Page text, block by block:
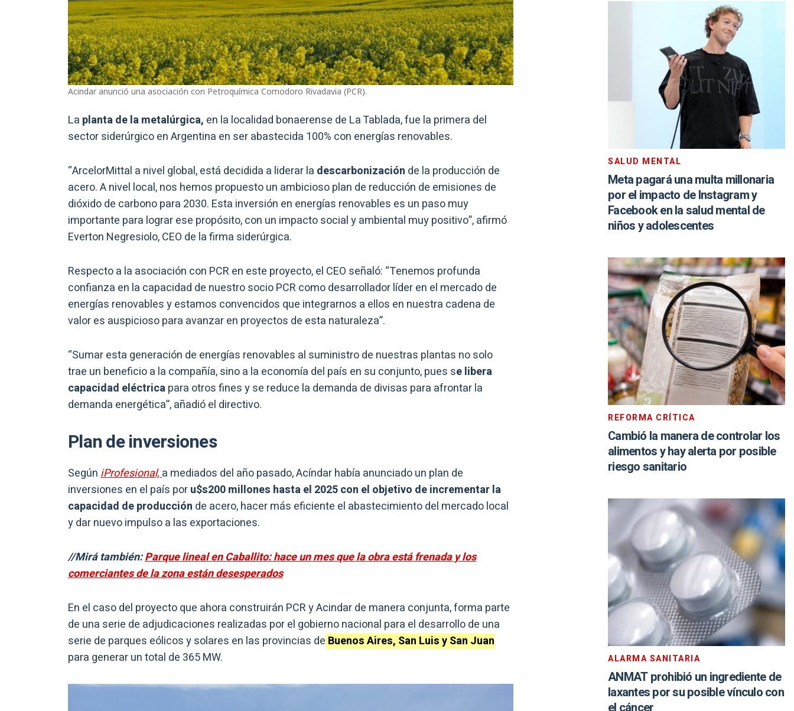
Acindar anunció una asociación con Petroquímica Comodoro Rivadavia (PCR).
La planta de la metalúrgica, en la localidad bonaerense de La Tablada, fue la primera del
sector siderúrgico en Argentina en ser abastecida 100% con energías renovables.
“ArcelorMittal a nivel global, está decidida a liderar la descarbonización de la producción de
acero. A nivel local, nos hemos propuesto un ambicioso plan de reducción de emisiones de
dióxido de carbono para 2030. Esta inversión en energías renovables es un paso muy
importante para lograr ese propósito, con un impacto social y ambiental muy positivo”, afirmó
Everton Negresiolo, CEO de la firma siderúrgica.
Respecto a la asociación con PCR en este proyecto, el CEO señaló: “Tenemos profunda
confianza en la capacidad de nuestro socio PCR como desarrollador líder en el mercado de
energías renovables y estamos convencidos que integrarnos a ellos en nuestra cadena de
valor es auspicioso para avanzar en proyectos de esta naturaleza”.
“Sumar esta generación de energías renovables al suministro de nuestras plantas no solo
trae un beneficio a la compañía, sino a la economía del país en su conjunto, pues se libera
capacidad eléctricapara otros fines y se reduce la demanda de divisas para afrontar la
demanda energética”, añadió el directivo.
Plan de inversiones
SegúniProfesional, a mediados del año pasado, Acíndar había anunciado un plan de
inversiones en el país poru$s200 millones hasta el 2025 con el objetivo de incrementar la
capacidad de producción de acero, hacer más eficiente el abastecimiento del mercado local
y dar nuevo impulso a las exportaciones.
//Mirá también:Parque lineal en Caballito: hace un mes que la obra está frenada y los
comerciantes de la zona están desesperados
En el caso del proyecto que ahora construirán PCR y Acindar de manera conjunta, forma parte
de una serie de adjudicaciones realizadas por el gobierno nacional para el desarrollo de una
serie de parques eólicos y solares en las provincias de Buenos Aires, San Luis y San Juan
para generar un total de 365 MW.
SALUD MENTAL
Meta pagará una multa millonaria
por el impacto de Instagram y
Facebook en la salud mental de
niños y adolescentes
REFORMA CRÍTICA
Cambió la manera de controlar los
alimentos y hay alerta por posible
riesgo sanitario
ALARMA SANITARIA
ANMAT prohibió un ingrediente de
laxantes por su posible vínculo con